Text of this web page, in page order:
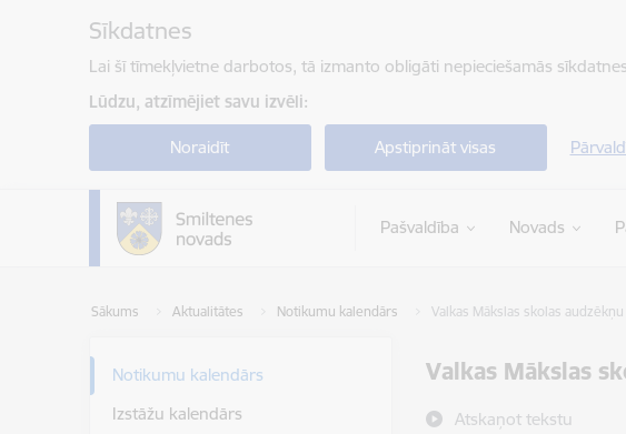
Sīkdatnes
Lai šī tīmekļvietne darbotos, tā izmanto obligāti nepieciešamās
Lūdzu, atzīmējiet savu izvēli:
Noraidīt Apstiprināt visas
Pašvaldība Novads
Sākums Aktualitātes Notikumu kalendārs Valkas Mākslas skolas
Valkas Mākslas
Atskaņot tekstu
Notikumu kalendārs
Izstāžu kalendārs